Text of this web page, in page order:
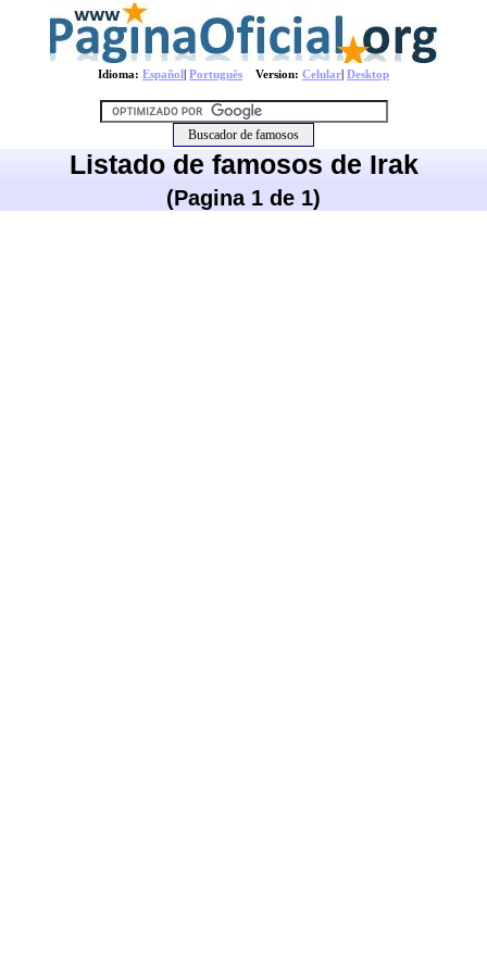
Idioma: Español| Português Version: Celular| Desktop
Listado de famosos de Irak
(Pagina 1 de 1)